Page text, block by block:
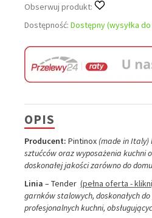
Obserwuj produkt:
Dostępność: Dostępny (wysyłka do
OPIS
Producent: Pintinox (made in Italy)
sztućców oraz wyposażenia kuchni
doskonałej jakości zarówno do
Linia – Tender (pełna oferta -
garnków stalowych, doskonałych
profesjonalnych kuchni,